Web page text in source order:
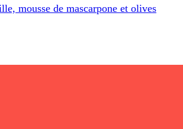
mousse de mascarpone et olives